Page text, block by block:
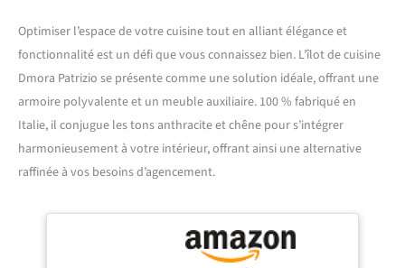
Optimiser l’espace de votre cuisine tout en alliant élégance et
fonctionnalité est un défi que vous connaissez bien. L’îlot de cuisine
Dmora Patrizio se présente comme une solution idéale, offrant une
armoire polyvalente et un meuble auxiliaire. 100 % fabriqué en
Italie, il conjugue les tons anthracite et chêne pour s’intégrer
harmonieusement à votre intérieur, offrant ainsi une alternative
raffinée à vos besoins d’agencement.